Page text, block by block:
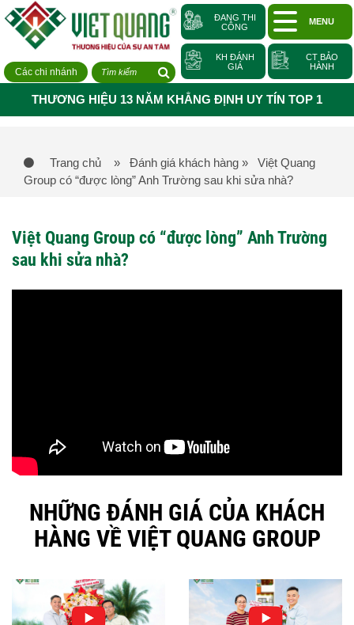
Các chi nhánh
ĐANG THI
CÔNG
MENU
KH ĐÁNH
GIÁ
CT BẢO
HÀNH
THƯƠNG HIỆU 13 NĂM KHẲNG ĐỊNH UY TÍN TOP 1
Trang chủ » Đánh giá khách hàng » Việt Quang
Group có “được lòng” Anh Trường sau khi sửa nhà?
Việt Quang Group có “được lòng” Anh Trường
sau khi sửa nhà?
NHỮNG ĐÁNH GIÁ CỦA KHÁCH
HÀNG VỀ VIỆT QUANG GROUP